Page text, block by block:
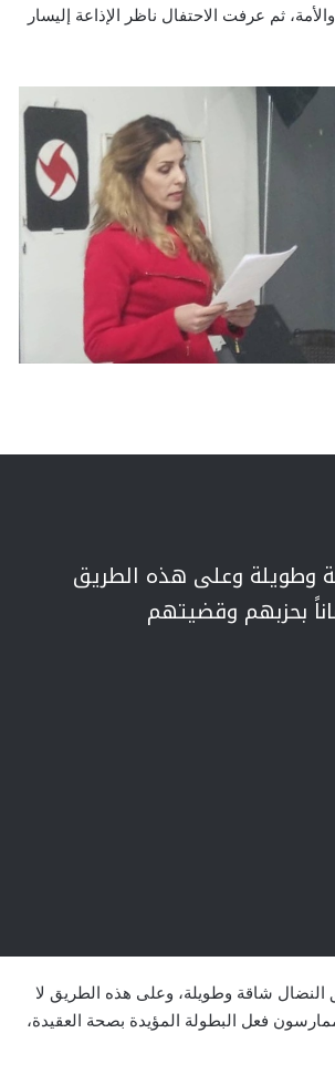
ثم عرفت الاحتفال ناظر الإذاعة إليسار
وطويلة وعلى هذه الطريق
بحزبهم وقضيتهم
شاقة وطويلة، وعلى هذه الطريق لا
فعل البطولة المؤيدة بصحة العقيدة،